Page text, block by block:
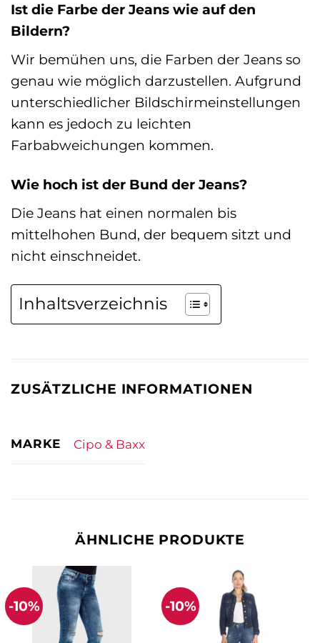
Ist die Farbe der Jeans wie auf den
Bildern?
Wir bemühen uns, die Farben der Jeans so
genau wie möglich darzustellen. Aufgrund
unterschiedlicher Bildschirmeinstellungen
kann es jedoch zu leichten
Farbabweichungen kommen.
Wie hoch ist der Bund der Jeans?
Die Jeans hat einen normalen bis
mittelhohen Bund, der bequem sitzt und
nicht einschneidet.
Inhaltsverzeichnis
ZUSÄTZLICHE INFORMATIONEN
MARKE Cipo & Baxx
ÄHNLICHE PRODUKTE
-10% -10%